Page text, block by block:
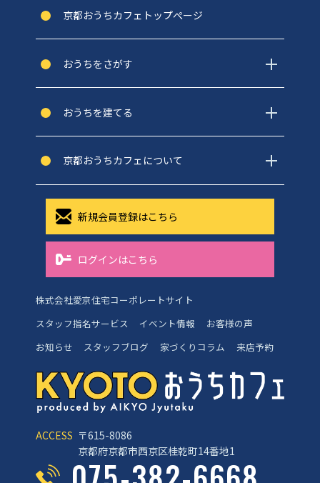
ACCESS 〒615-8086
京都府京都市西京区桂乾町14番地1
京都おうちカフェトップぺージ
おうちをさがす
おうちを建てる
京都おうちカフェについて
新規会員登録はこちら
ログインはこちら
株式会社愛京住宅コーポレートサイト
スタッフ指名サービス
イベント情報
お客様の声
お知らせ
スタッフブログ 家づくりコラム 来店予約